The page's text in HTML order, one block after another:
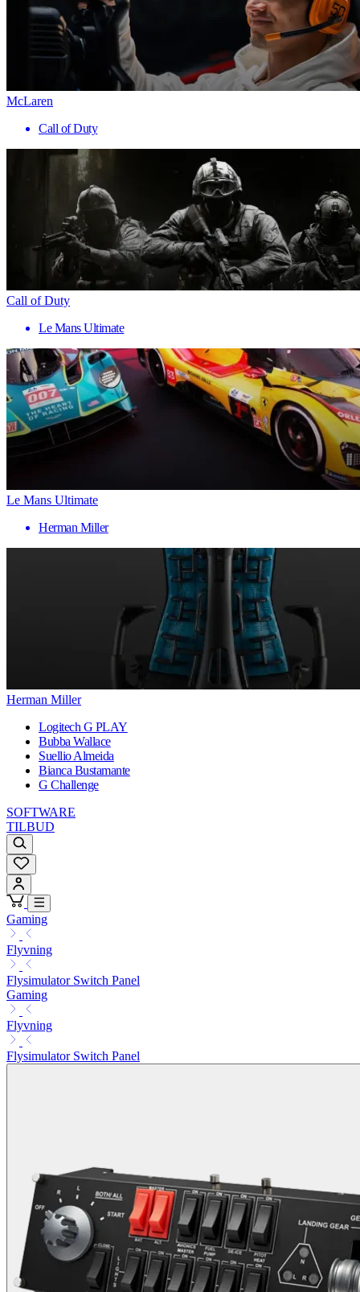
McLaren
Call of Duty
Call of Duty
Le Mans Ultimate
Le Mans Ultimate
Herman Miller
Herman Miller
Logitech G PLAY
Bubba Wallace
Suellio Almeida
Bianca Bustamante
G Challenge
SOFTWARE
TILBUD
Gaming
Flyvning
Flysimulator Switch Panel
Gaming
Flyvning
Flysimulator Switch Panel